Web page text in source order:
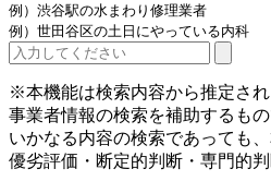
例）渋谷駅の水まわり修理業者
例）世田谷区の土日にやっている内科
※本機能は検索内容から推定され
事業者情報の検索を補助するもの
いかなる内容の検索であっても
優劣評価・断定的判断・専門的判